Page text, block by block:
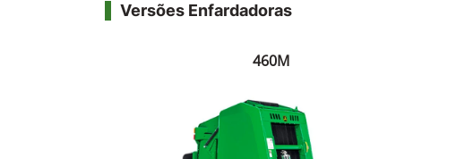
Versões Enfardadoras
460M